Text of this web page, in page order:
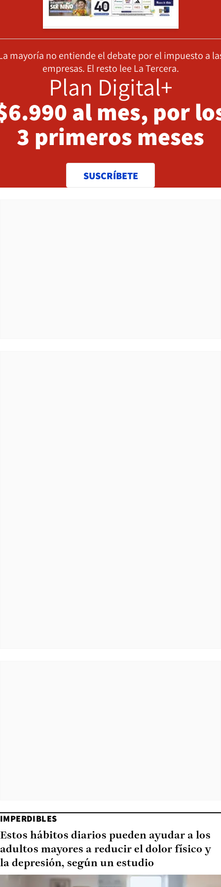
mayoría no entiende el debate por el impuesto a
empresas. El resto lee La Tercera.
Plan Digital+
al mes, por
3 primeros meses
SUSCRÍBETE
IMPERDIBLES
Estos hábitos diarios pueden ayudar a los
adultos mayores a reducir el dolor físico y
la depresión, según un estudio